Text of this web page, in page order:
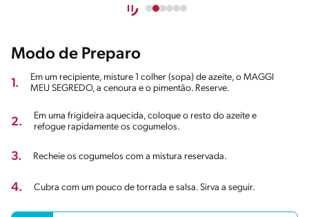
Modo de Preparo
1.
Em um recipiente, misture 1 colher (sopa) de azeite, o MAGGI
MEU SEGREDO, a cenoura e o pimentão. Reserve.
2.
Em uma frigideira aquecida, coloque o resto do azeite e
refogue rapidamente os cogumelos.
3. Recheie os cogumelos com a mistura reservada.
4. Cubra com um pouco de torrada e salsa. Sirva a seguir.